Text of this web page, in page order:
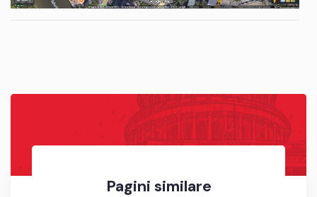
Pagini similare